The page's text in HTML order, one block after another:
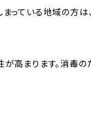
っている地域の方
高まります。消毒